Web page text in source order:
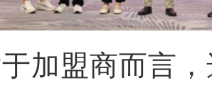
盟商而言，